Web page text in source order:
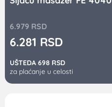
6.979 RSD
6.281 RSD
UŠTEDA 698 RSD
za plaćanje u celosti